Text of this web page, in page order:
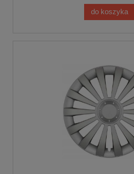
do koszyka